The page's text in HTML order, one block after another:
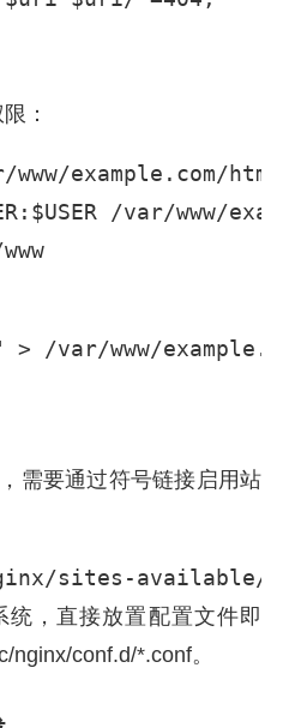
：
example.com/html
/var/www/
/var/www/
需要通过符号链接启用站
sites-available/
统，直接放置配置文件即
conf.d/*.conf。